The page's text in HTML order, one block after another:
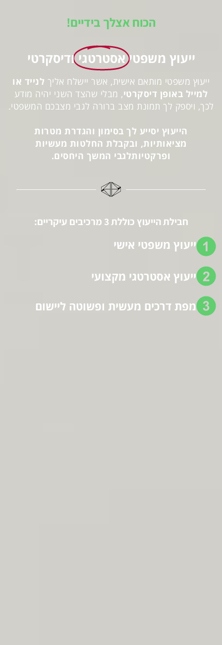
הכוח אצלך בידיים!
ייעוץ משפטיאסטרטגי ודיסקרטי
ייעוץ משפטי מותאם אישית, אשר יישלח אליך לנייד או
למייל באופן דיסקרטי, מבלי שהצד השני יהיה מודע
לכך, ויספק לך תמונת מצב ברורה לגבי מצבכם המשפטי.
הייעוץ יסייע לך בסימון והגדרת מטרות
מציאותיות, ובקבלת החלטות מעשיות
ופרקטיותלגבי המשך היחסים.
חבילת הייעוץ כוללת 3 מרכיבים עיקריים:
ייעוץ משפטי אישי
ייעוץ אסטרטגי מקצועי
מפת דרכים מעשית ופשוטה ליישום